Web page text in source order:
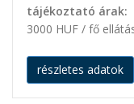
tájékoztató árak:
3000 HUF / fő
részletes adatok